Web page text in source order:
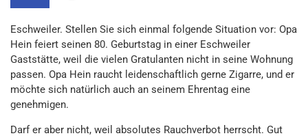
Eschweiler. Stellen Sie sich einmal folgende Situation vor: Opa
Hein feiert seinen 80. Geburtstag in einer Eschweiler
Gaststätte, weil die vielen Gratulanten nicht in seine Wohnung
passen. Opa Hein raucht leidenschaftlich gerne Zigarre, und er
möchte sich natürlich auch an seinem Ehrentag eine
genehmigen.
Darf er aber nicht, weil absolutes Rauchverbot herrscht. Gut